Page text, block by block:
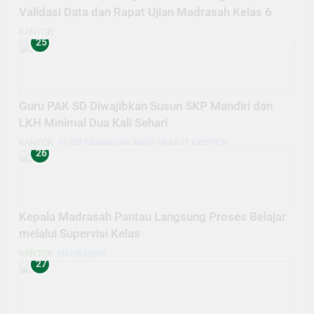
Validasi Data dan Rapat Ujian Madrasah Kelas 6
KANTOR
25
Guru PAK SD Diwajibkan Susun SKP Mandiri dan
LKH Minimal Dua Kali Sehari
KANTOR
26
Kepala Madrasah Pantau Langsung Proses Belajar
melalui Supervisi Kelas
KANTOR
27